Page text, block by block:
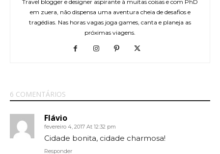
Travel blogger e designer aspirante à muitas coisas e com PhD
em zuera, não dispensa uma aventura cheia de desafios e
tragédias. Nas horas vagas joga games, canta e planeja as
próximas viagens.
6 COMENTÁRIOS
Flávio
fevereiro 4, 2017 At 12:32 pm
Cidade bonita, cidade charmosa!
Responder